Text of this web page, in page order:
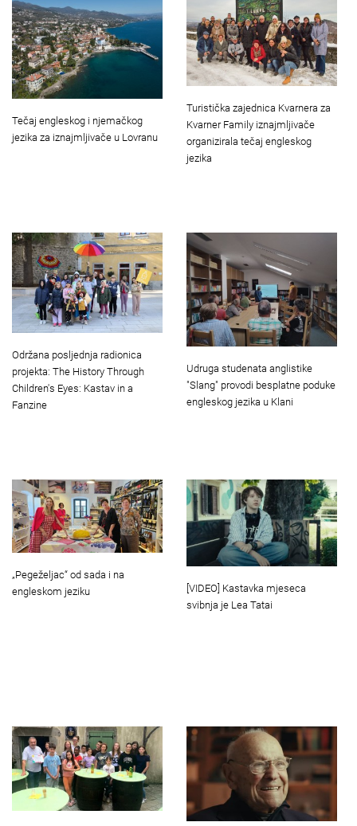
Tečaj engleskog i njemačkog
jezika za iznajmljivače u Lovranu
Turistička zajednica Kvarnera za
Kvarner Family iznajmljivače
organizirala tečaj engleskog
jezika
Održana posljednja radionica
projekta: The History Through
Children's Eyes: Kastav in a
Fanzine
Udruga studenata anglistike
"Slang" provodi besplatne poduke
engleskog jezika u Klani
„Pegeželjac“ od sada i na
engleskom jeziku
[VIDEO] Kastavka mjeseca
svibnja je Lea Tatai